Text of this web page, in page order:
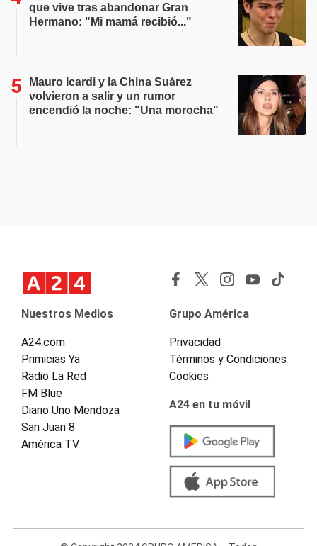
que vive tras abandonar Gran
Hermano: "Mi mamá recibió..."
Mauro Icardi y la China Suárez
volvieron a salir y un rumor
encendió la noche: "Una morocha"
Nuestros Medios
A24.com
Primicias Ya
Radio La Red
FM Blue
Diario Uno Mendoza
San Juan 8
América TV
Grupo América
Privacidad
Términos y Condiciones
Cookies
A24 en tu móvil